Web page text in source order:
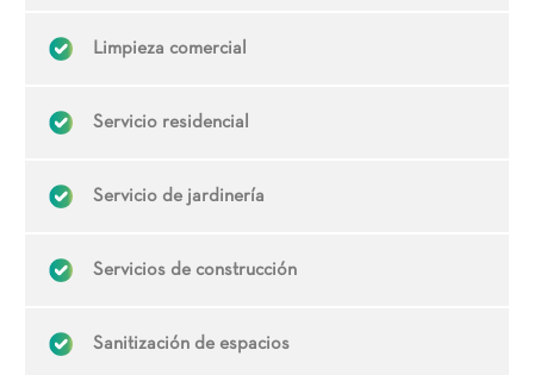
Limpieza comercial
Servicio residencial
Servicio de jardinería
Servicios de construcción
Sanitización de espacios